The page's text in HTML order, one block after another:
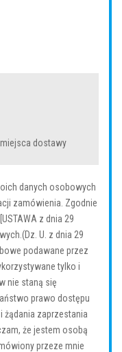
dostawy
danych osobowych
zamówienia. Zgodnie
z dnia 29
U. z dnia 29
podawane przez
tylko i
nie staną się
prawo dostępu
żądania zaprzestania
że jestem osobą
przeze mnie